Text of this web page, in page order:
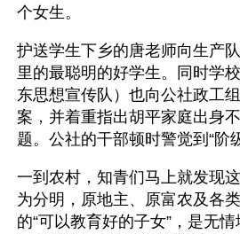
个女生。
护送学生下乡的唐老师向生产
里的最聪明的好学生。同时学
东思想宣传队）也向公社政工
案，并着重指出胡平家庭出身
题。公社的干部顿时警觉到“阶
一到农村，知青们马上就发现
为分明，原地主、原富农及各
的“可以教育好的子女”，是无